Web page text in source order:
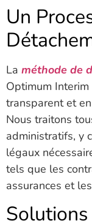
Un
La méthode de
Optimum
transparent et
Nous traitons
administratifs, y
légaux
tels que les
assurances et
Solutions